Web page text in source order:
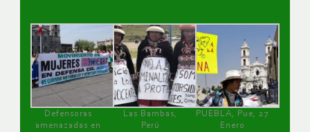
Defensoras
amenazadas en
Las Bambas,
Perú
PUEBLA, Pue, 27
Enero